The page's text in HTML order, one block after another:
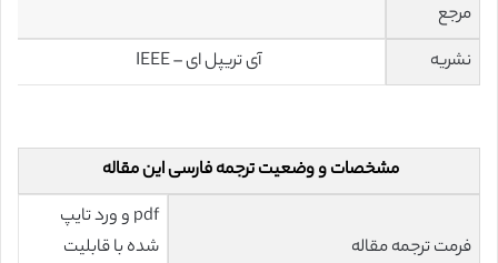
مرجع
نشریه آی تریپل ای – IEEE
مشخصات و وضعیت ترجمه فارسی این مقاله
فرمت ترجمه مقاله
pdf و ورد تایپ
شده با قابلیت